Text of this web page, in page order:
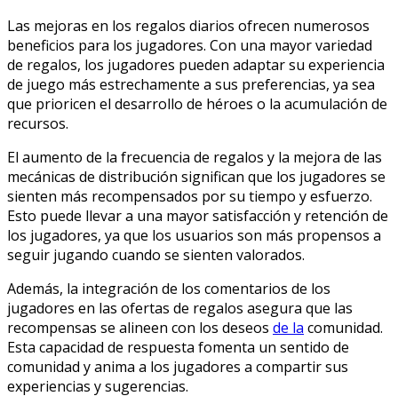
Las mejoras en los regalos diarios ofrecen numerosos
beneficios para los jugadores. Con una mayor variedad
de regalos, los jugadores pueden adaptar su experiencia
de juego más estrechamente a sus preferencias, ya sea
que prioricen el desarrollo de héroes o la acumulación de
recursos.
El aumento de la frecuencia de regalos y la mejora de las
mecánicas de distribución significan que los jugadores se
sienten más recompensados por su tiempo y esfuerzo.
Esto puede llevar a una mayor satisfacción y retención de
los jugadores, ya que los usuarios son más propensos a
seguir jugando cuando se sienten valorados.
Además, la integración de los comentarios de los
jugadores en las ofertas de regalos asegura que las
recompensas se alineen con los deseos de la comunidad.
Esta capacidad de respuesta fomenta un sentido de
comunidad y anima a los jugadores a compartir sus
experiencias y sugerencias.